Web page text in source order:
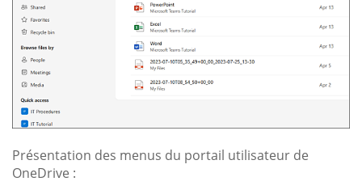
Présentation des menus du portail utilisateur de
OneDrive :